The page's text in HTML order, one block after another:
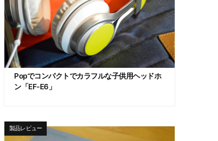
Popでコンパクトでカラフルな子供用ヘッドホ
ン「EF-E6」
製品レビュー